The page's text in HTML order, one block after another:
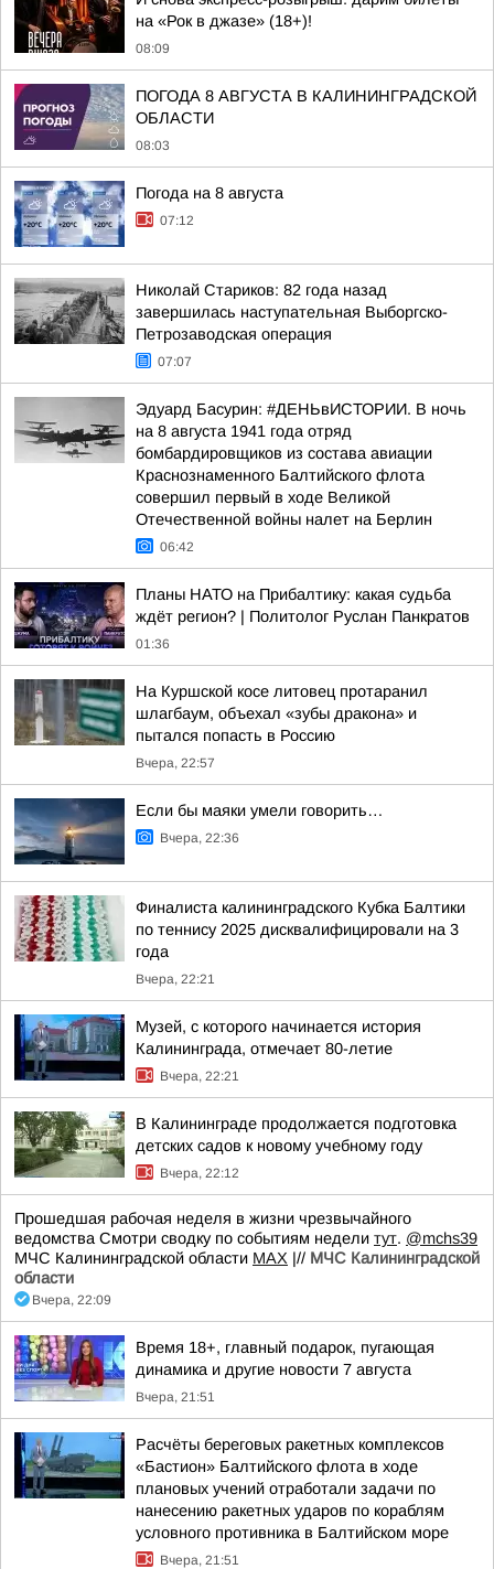
на «Рок в джазе» (18+)!
08:09
ПОГОДА 8 АВГУСТА В КАЛИНИНГРАДСКОЙ
ОБЛАСТИ
08:03
Погода на 8 августа
07:12
Николай Стариков: 82 года назад
завершилась наступательная Выборгско-
Петрозаводская операция
07:07
Эдуард Басурин: #ДЕНЬвИСТОРИИ. В ночь
на 8 августа 1941 года отряд
бомбардировщиков из состава авиации
Краснознаменного Балтийского флота
совершил первый в ходе Великой
Отечественной войны налет на Берлин
06:42
Планы НАТО на Прибалтику: какая судьба
ждёт регион? | Политолог Руслан Панкратов
01:36
На Куршской косе литовец протаранил
шлагбаум, объехал «зубы дракона» и
пытался попасть в Россию
Вчера, 22:57
Если бы маяки умели говорить…
Вчера, 22:36
Финалиста калининградского Кубка Балтики
по теннису 2025 дисквалифицировали на 3
года
Вчера, 22:21
Музей, с которого начинается история
Калининграда, отмечает 80-летие
Вчера, 22:21
В Калининграде продолжается подготовка
детских садов к новому учебному году
Вчера, 22:12
Прошедшая рабочая неделя в жизни чрезвычайного
ведомства Смотри сводку по событиям недели тут. @mchs39
МЧС Калининградской области MAX |// МЧС Калининградской
области
Вчера, 22:09
Время 18+, главный подарок, пугающая
динамика и другие новости 7 августа
Вчера, 21:51
Расчёты береговых ракетных комплексов
«Бастион» Балтийского флота в ходе
плановых учений отработали задачи по
нанесению ракетных ударов по кораблям
условного противника в Балтийском море
Вчера, 21:51